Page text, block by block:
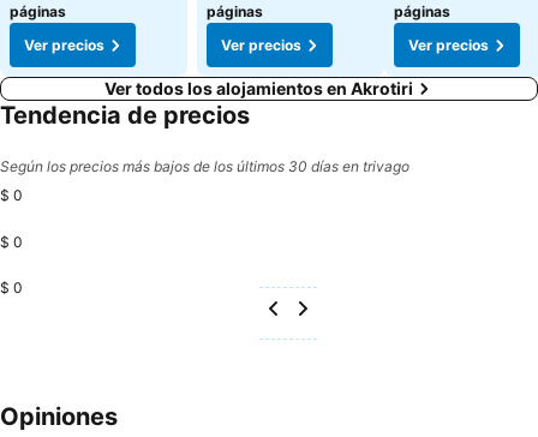
páginas
Ver precios
páginas
Ver precios
páginas
Ver precios
Ver todos los alojamientos en Akrotiri
Tendencia de precios
Según los precios más bajos de los últimos 30 días en trivago
$ 0
$ 0
$ 0
Opiniones